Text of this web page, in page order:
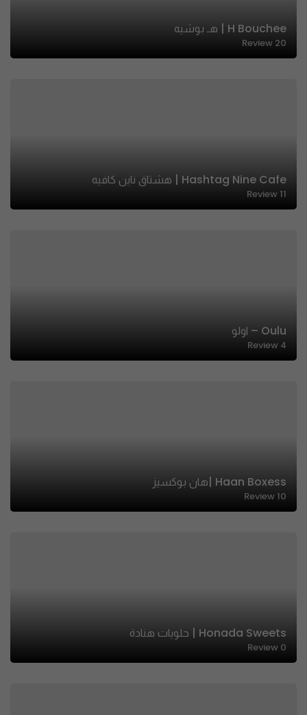
H Bouchee | هـ بوشيه
20
Review
Hashtag Nine Cafe | هشتاق ناين كافيه
11
Review
Oulu – اولو
4
Review
Haan Boxess |هان بوكسيز
10
Review
Honada Sweets | حلويات هنادة
0
Review